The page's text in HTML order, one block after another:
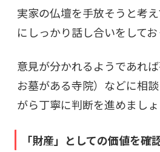
実家の仏壇を手放そうと考
にしっかり話し合いをしてお
意見が分かれるようであれ
お墓がある寺院）などに相
がら丁寧に判断を進めましょ
「財産」としての価値を確